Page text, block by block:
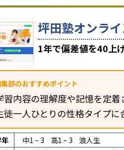
坪田塾オンラ
1年で偏差値を40上
部のおすすめポイント
習内容の理解度や記憶を定
徒一人ひとりの性格タイプ
中1 ~ 3 高1 ~ 3
浪人生